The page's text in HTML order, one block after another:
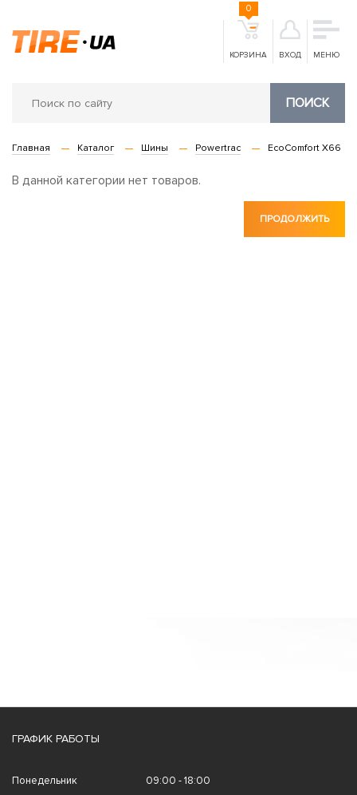
КОРЗИНА
0
ВХОД МЕНЮ
ПОИСК
Главная Каталог Шины Powertrac EcoComfort X66
В данной категории нет товаров.
ПРОДОЛЖИТЬ
ГРАФИК РАБОТЫ
Понедельник 09:00 - 18:00